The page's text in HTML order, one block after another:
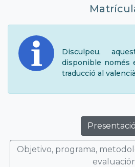
Disculpeu,
disponible només
traducció al valencià
Objetivo, programa,